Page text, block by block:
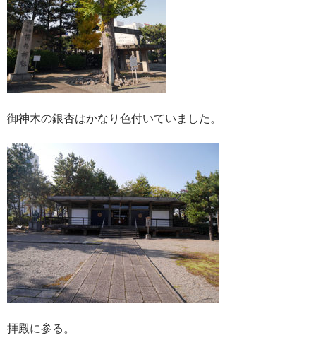
御神木の銀杏はかなり色付いていました。
拝殿に参る。